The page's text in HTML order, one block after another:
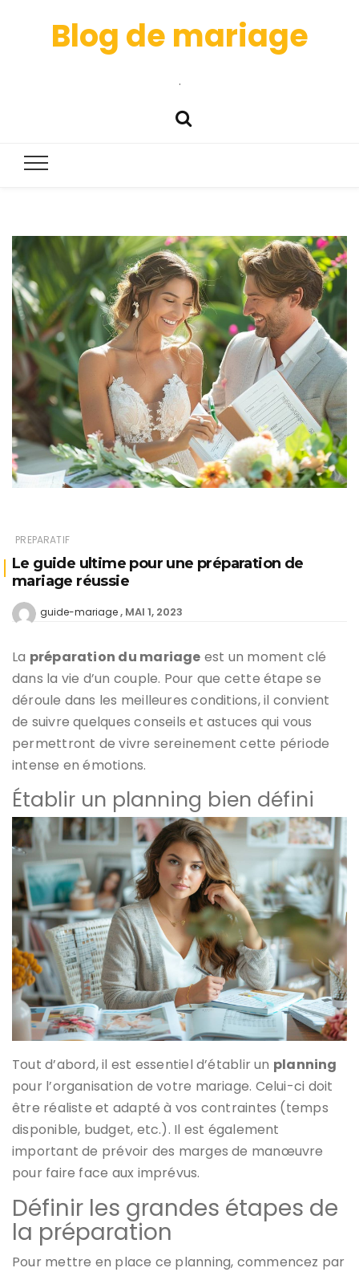
Blog de mariage
.
PREPARATIF
Le guide ultime pour une préparation de
mariage réussie
guide-mariage MAI 1, 2023
La préparation du mariage est un moment clé
dans la vie d’un couple. Pour que cette étape se
déroule dans les meilleures conditions, il convient
de suivre quelques conseils et astuces qui vous
permettront de vivre sereinement cette période
intense en émotions.
Établir un planning bien défini
Tout d’abord, il est essentiel d’établir un planning
pour l’organisation de votre mariage. Celui-ci doit
être réaliste et adapté à vos contraintes (temps
disponible, budget, etc.). Il est également
important de prévoir des marges de manœuvre
pour faire face aux imprévus.
Définir les grandes étapes de
la préparation
Pour mettre en place ce planning, commencez par